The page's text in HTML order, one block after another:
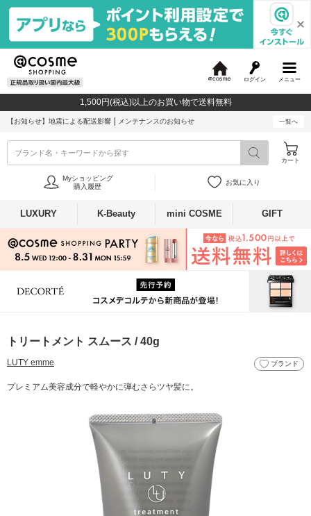
メニュー
ログイン
c
o
1,500円(税込)以上のお買い物で送料無料
【お知らせ】 地震による配送影響 メンテナンスのお知らせ 一覧へ
ブランド名・キーワードから探す
カート
Myショッピング
購入履歴
お気に入り
LUXURY K-Beauty mini COSME GIFT
トリートメント スムース / 40g
LUTY emme ブランド
プレミアム美容成分で軽やかに弾むさらツヤ髪に。